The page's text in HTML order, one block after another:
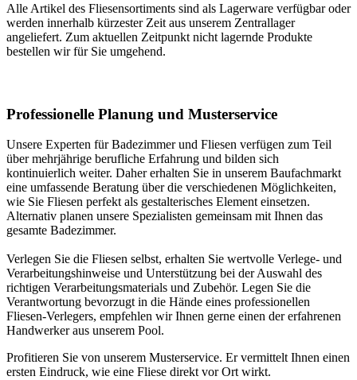
Alle Artikel des Fliesensortiments sind als Lagerware verfügbar oder
werden innerhalb kürzester Zeit aus unserem Zentrallager
angeliefert. Zum aktuellen Zeitpunkt nicht lagernde Produkte
bestellen wir für Sie umgehend.
Professionelle Planung und Musterservice
Unsere Experten für Badezimmer und Fliesen verfügen zum Teil
über mehrjährige berufliche Erfahrung und bilden sich
kontinuierlich weiter. Daher erhalten Sie in unserem Baufachmarkt
eine umfassende Beratung über die verschiedenen Möglichkeiten,
wie Sie Fliesen perfekt als gestalterisches Element einsetzen.
Alternativ planen unsere Spezialisten gemeinsam mit Ihnen das
gesamte Badezimmer.
Verlegen Sie die Fliesen selbst, erhalten Sie wertvolle Verlege- und
Verarbeitungshinweise und Unterstützung bei der Auswahl des
richtigen Verarbeitungsmaterials und Zubehör. Legen Sie die
Verantwortung bevorzugt in die Hände eines professionellen
Fliesen-Verlegers, empfehlen wir Ihnen gerne einen der erfahrenen
Handwerker aus unserem Pool.
Profitieren Sie von unserem Musterservice. Er vermittelt Ihnen einen
ersten Eindruck, wie eine Fliese direkt vor Ort wirkt.